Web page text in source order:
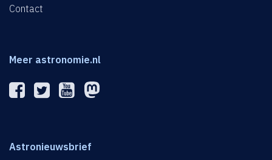
Contact
Meer astronomie.nl
Astronieuwsbrief